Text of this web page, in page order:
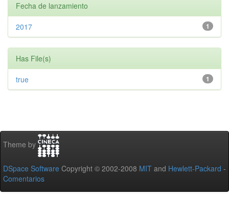
Fecha de lanzamiento
1
2017
Has File(s)
1
true
Theme by
DSpace Software Copyright © 2002-2008 MIT and Hewlett-Packard -
Comentarios